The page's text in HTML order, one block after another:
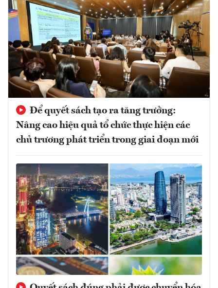
Để quyết sách tạo ra tăng trưởng:
Nâng cao hiệu quả tổ chức thực hiện các
chủ trương phát triển trong giai đoạn mới